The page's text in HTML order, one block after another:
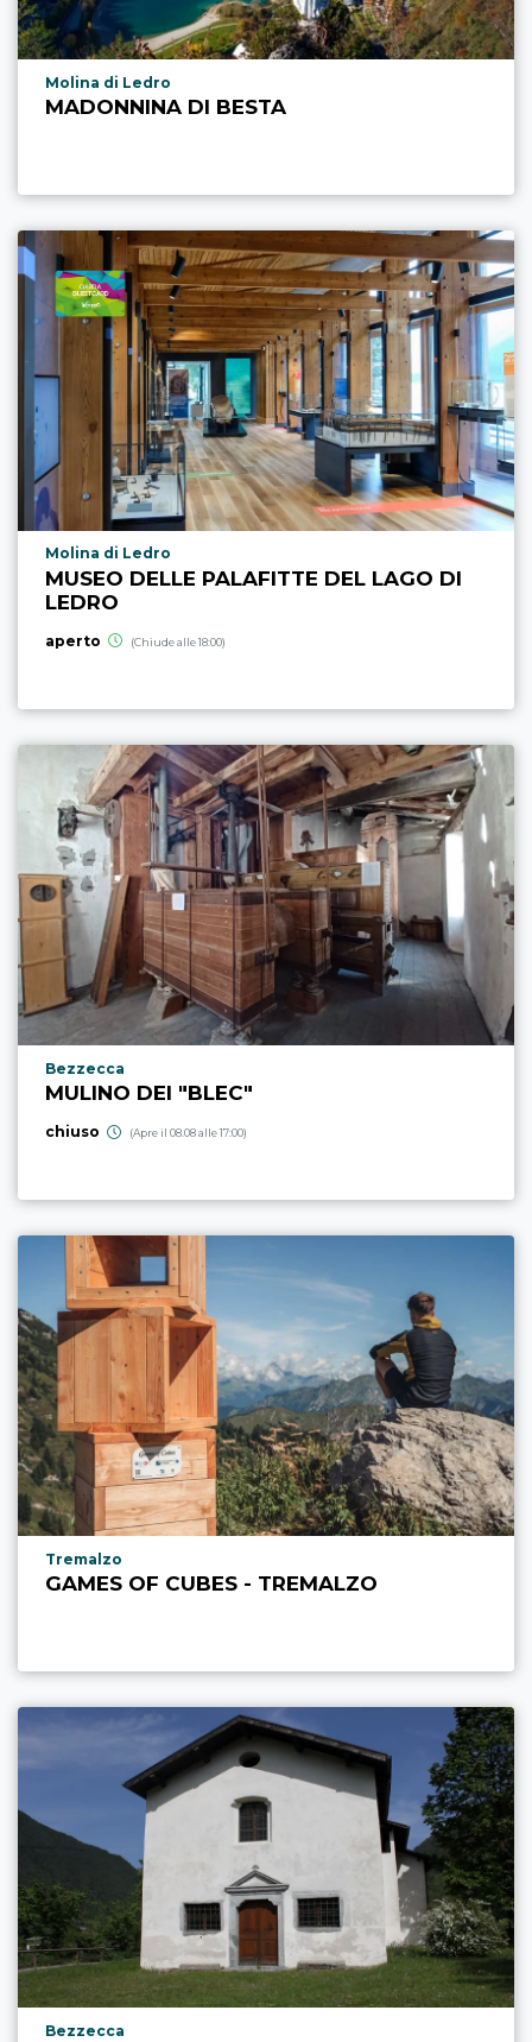
Località punto di interesse
Molina di Ledro
MADONNINA DI BESTA
Località punto di interesse
Molina di Ledro
MUSEO DELLE PALAFITTE DEL LAGO DI
LEDRO
aperto (Chiude alle 18:00)
Località punto di interesse
Bezzecca
MULINO DEI "BLEC"
chiuso (Apre il 08.08 alle 17:00)
Località punto di interesse
Tremalzo
GAMES OF CUBES - TREMALZO
Località punto di interesse
Bezzecca